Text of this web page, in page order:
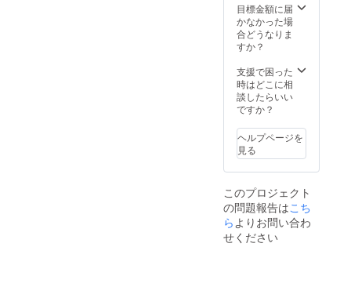
目標金額に届
かなかった場
合どうなりま
すか？
支援で困った
時はどこに相
談したらいい
ですか？
ヘルプページを
見る
このプロジェクト
の問題報告はこち
ら よりお問い合わ
せください